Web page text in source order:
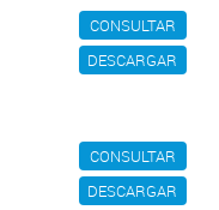
CONSULTAR
DESCARGAR
CONSULTAR
DESCARGAR